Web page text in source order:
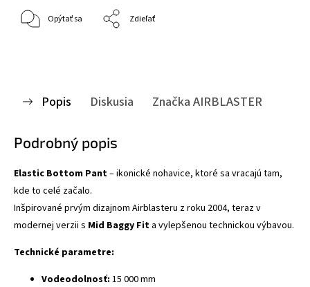
Opýtať sa Zdieľať
Popis Diskusia ZnačkaAIRBLASTER
Podrobný popis
Elastic Bottom Pant– ikonické nohavice, ktoré sa vracajú tam,
kde to celé začalo.
Inšpirované prvým dizajnom Airblasteru z roku 2004, teraz v
modernej verzii s Mid Baggy Fit a vylepšenou technickou výbavou.
Technické parametre:
Vodeodolnosť: 15 000 mm